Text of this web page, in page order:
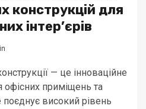
конструкцій для
інтер’єрів
— це інноваційне
офісних приміщень та
поєднує високий рівень